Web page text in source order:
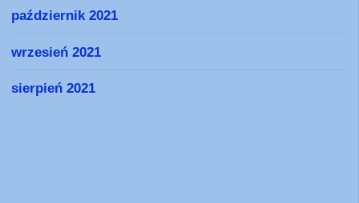
październik 2021
wrzesień 2021
sierpień 2021